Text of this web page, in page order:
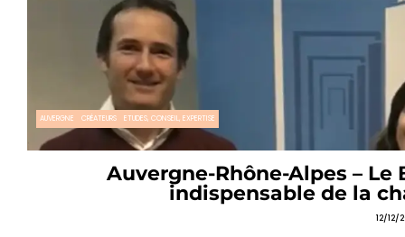
AUVERGNE CRÉATEURS ETUDES, CONSEIL, EXPERTISE
Auvergne-Rhône-Alpes –
indispensable de la
12/12/